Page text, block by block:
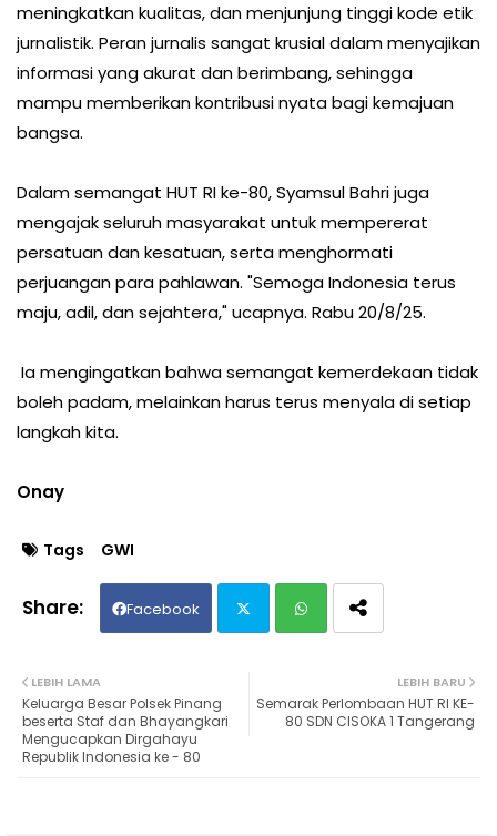
meningkatkan kualitas, dan menjunjung tinggi kode etik
jurnalistik. Peran jurnalis sangat krusial dalam menyajikan
informasi yang akurat dan berimbang, sehingga
mampu memberikan kontribusi nyata bagi kemajuan
bangsa.
Dalam semangat HUT RI ke-80, Syamsul Bahri juga
mengajak seluruh masyarakat untuk mempererat
persatuan dan kesatuan, serta menghormati
perjuangan para pahlawan. "Semoga Indonesia terus
maju, adil, dan sejahtera," ucapnya. Rabu 20/8/25.
Ia mengingatkan bahwa semangat kemerdekaan tidak
boleh padam, melainkan harus terus menyala di setiap
langkah kita.
Onay
Tags GWI
Facebook
ats
LEBIH BARU
Semarak Perlombaan HUT RI KE-
80 SDN CISOKA 1 Tangerang
LEBIH LAMA
Keluarga Besar Polsek Pinang
beserta Staf dan Bhayangkari
Mengucapkan Dirgahayu
Republik Indonesia ke - 80